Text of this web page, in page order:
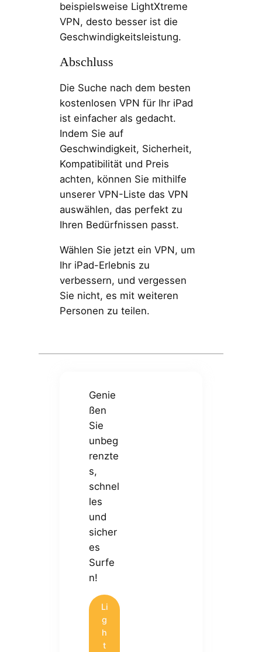
beispielsweise LightXtreme
VPN, desto besser ist die
Geschwindigkeitsleistung.
Abschluss
Die Suche nach dem besten
kostenlosen VPN für Ihr iPad
ist einfacher als gedacht.
Indem Sie auf
Geschwindigkeit, Sicherheit,
Kompatibilität und Preis
achten, können Sie mithilfe
unserer VPN-Liste das VPN
auswählen, das perfekt zu
Ihren Bedürfnissen passt.
Wählen Sie jetzt ein VPN, um
Ihr iPad-Erlebnis zu
verbessern, und vergessen
Sie nicht, es mit weiteren
Personen zu teilen.
Genie
ßen
Sie
unbeg
renzte
s,
schnel
les
und
sicher
es
Surfe
n!
Li
g
h
t